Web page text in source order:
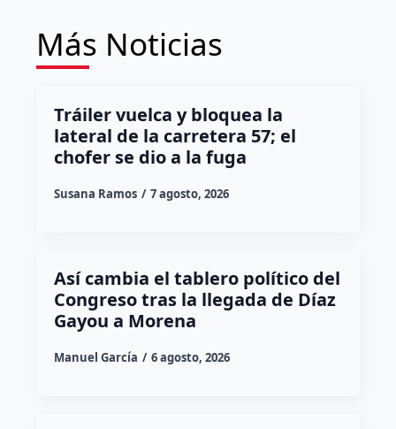
Más Noticias
Tráiler vuelca y bloquea la
lateral de la carretera 57; el
chofer se dio a la fuga
Susana Ramos 7 agosto, 2026
Así cambia el tablero político del
Congreso tras la llegada de Díaz
Gayou a Morena
Manuel García 6 agosto, 2026